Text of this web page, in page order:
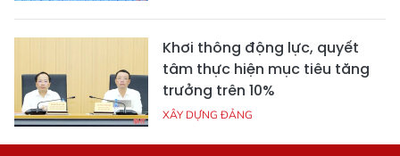
Khơi thông động lực, quyết
tâm thực hiện mục tiêu tăng
trưởng trên 10%
XÂY DỰNG ĐẢNG